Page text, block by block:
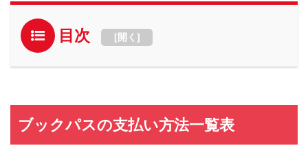
目次 [開く ]
ブックパスの支払い方法一覧表